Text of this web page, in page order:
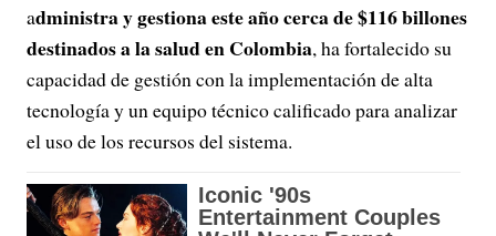
administra y gestiona este año cerca de $116 billones
destinados a la salud en Colombia, ha fortalecido su
capacidad de gestión con la implementación de alta
tecnología y un equipo técnico calificado para analizar
el uso de los recursos del sistema.